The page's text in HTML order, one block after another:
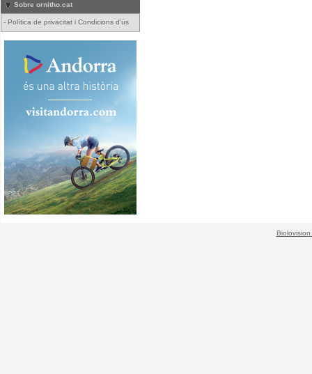
Sobre ornitho.cat
- Política de privacitat i Condicions d'ús
Biolovision